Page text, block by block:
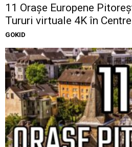
11 Oraşe Europene
Tururi virtuale 4K în
GOKID